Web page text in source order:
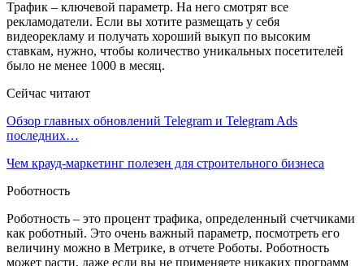
Трафик – ключевой параметр. На него смотрят все
рекламодатели. Если вы хотите размещать у себя
видеорекламу и получать хороший выкуп по высоким
ставкам, нужно, чтобы количество уникальных посетителей
было не менее 1000 в месяц.
Сейчас читают
Обзор главных обновлений Telegram и Telegram Ads
последних…
Чем крауд-маркетинг полезен для строительного бизнеса
Роботность
Роботность – это процент трафика, определенный счетчиками
как роботный. Это очень важный параметр, посмотреть его
величину можно в Метрике, в отчете Роботы. Роботность
может расти, даже если вы не применяете никаких программ